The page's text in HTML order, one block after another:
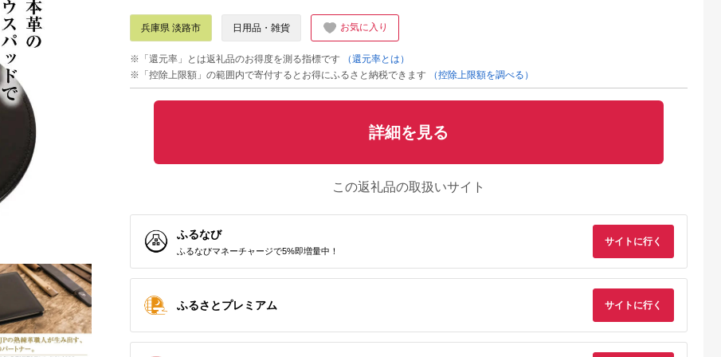
兵庫県 淡路市 日用品・雑貨 お気に入り
※「還元率」とは返礼品のお得度を測る指標です
（還元率とは）
※「控除上限額」の範囲内で寄付するとお得にふるさと納税できます
（控除上限額を調べる）
詳細を見る
この返礼品の取扱いサイト
ふるなび
ふるなびマネーチャージで5%即増量中！
サイトに行く
ふるさとプレミアム サイトに行く